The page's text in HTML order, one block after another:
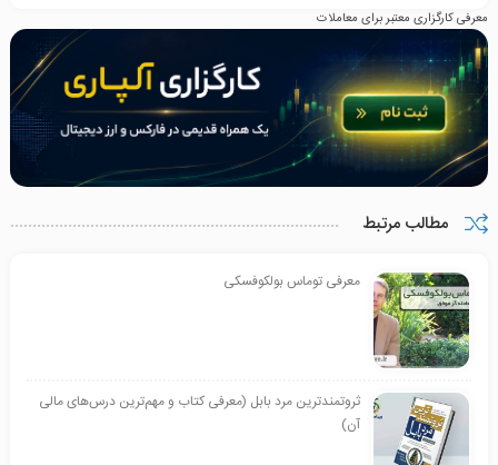
معرفی کارگزاری معتبر برای معاملات
مطالب مرتبط
معرفی توماس بولکوفسکی
ثروتمندترین مرد بابل (معرفی کتاب و مهم‌ترین درس‌های مالی
آن)